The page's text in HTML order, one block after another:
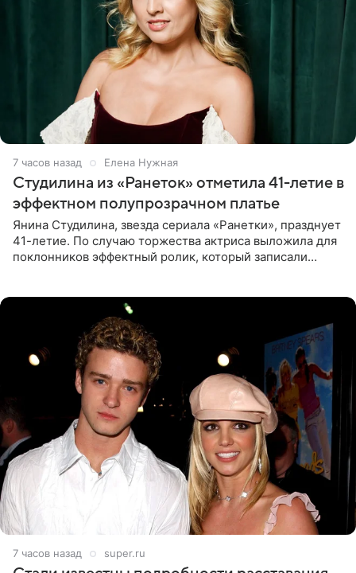
7 часов назад Елена Нужная
Студилина из «Ранеток» отметила 41-летие в
эффектном полупрозрачном платье
Янина Студилина, звезда сериала «Ранетки», празднует
41-летие. По случаю торжества актриса выложила для
поклонников эффектный ролик, который записали
7 часов назад super.ru